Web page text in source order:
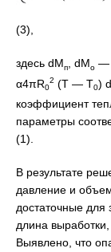
(3),
здесь dMп, dМо —
α4πR0
2 (T — T0)
коэффициент
параметры
(1).
В результате
давление и
достаточные для
длина выработки,
Выявлено, что